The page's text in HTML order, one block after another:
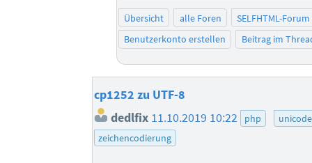
Übersicht alle Foren
SELFHTML-Forum
Benutzerkonto erstellen
Beitrag im
cp1252 zu UTF-8
dedlfix 11.10.2019 10:22 php
unicode
zeichencodierung